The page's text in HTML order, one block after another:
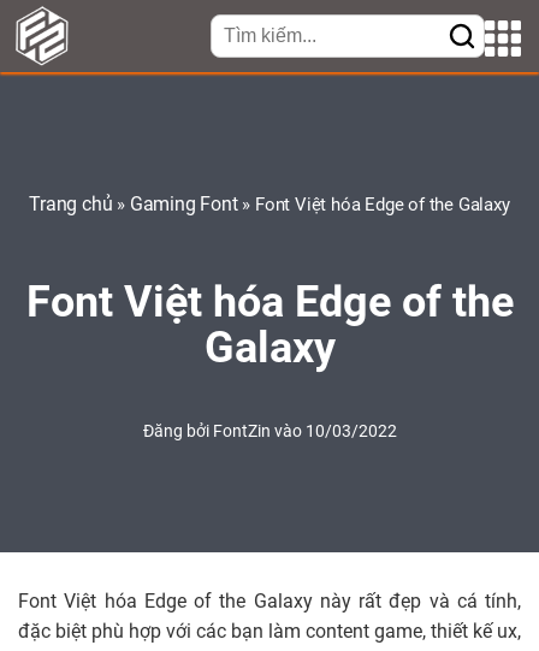
Trang chủ » Gaming Font» Font Việt hóa Edge of the Galaxy
Font Việt hóa Edge of the
Galaxy
Đăng bởi FontZin vào 10/03/2022
Font Việt hóa Edge of the Galaxy này rất đẹp và cá tính,
đặc biệt phù hợp với các bạn làm content game, thiết kế ux,